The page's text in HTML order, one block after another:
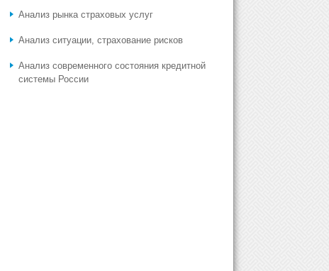
Анализ рынка страховых услуг
Анализ ситуации, страхование рисков
Анализ современного состояния кредитной
системы России